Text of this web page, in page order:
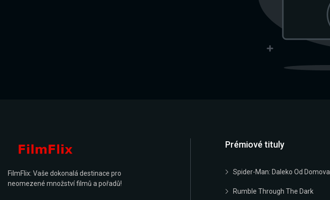
FilmFlix: Vaše dokonalá destinace pro
neomezené množství filmů a pořadů!
Prémiové tituly
Spider-Man: Daleko Od Domova
Rumble Through The Dark